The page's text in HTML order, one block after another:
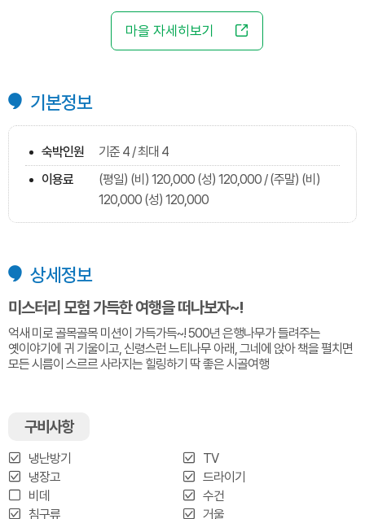
마을 자세히보기
기본정보
숙박인원
기준 4 / 최대 4
이용료
(평일) (비) 120,000 (성) 120,000 / (주말) (비)
120,000 (성) 120,000
상세정보
미스터리 모험 가득한 여행을 떠나보자~!
억새 미로 골목골목 미션이 가득가득~! 500년 은행나무가 들려주는
옛이야기에 귀 기울이고, 신령스런 느티나무 아래, 그네에 앉아 책을 펼치면
모든 시름이 스르르 사라지는 힐링하기 딱 좋은 시골여행
구비사항
냉난방기
TV
냉장고
드라이기
비데
수건
침구류
거울